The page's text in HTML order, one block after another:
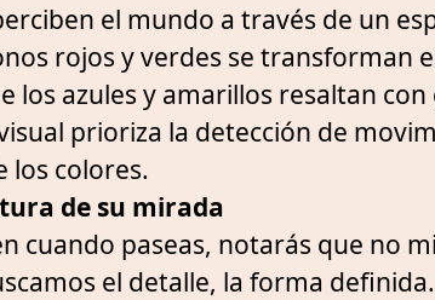
el mundo a través de un
rojos y verdes se transforman
los azules y amarillos resaltan
prioriza la detección de
los colores.
de su mirada
cuando paseas, notarás que no
el detalle, la forma